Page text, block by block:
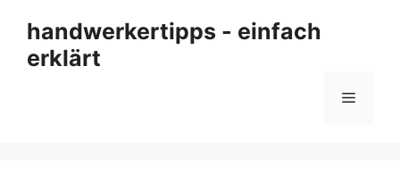
Inhalt
springen
handwerkertipps - einfach
erklärt
Menü